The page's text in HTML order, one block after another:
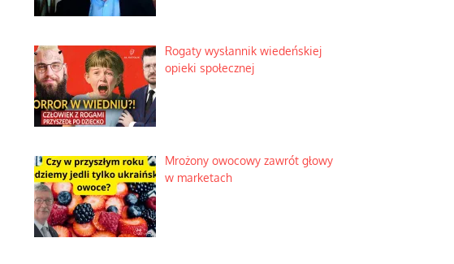
Rogaty wysłannik wiedeńskiej
opieki społecznej
Mrożony owocowy zawrót głowy
w marketach